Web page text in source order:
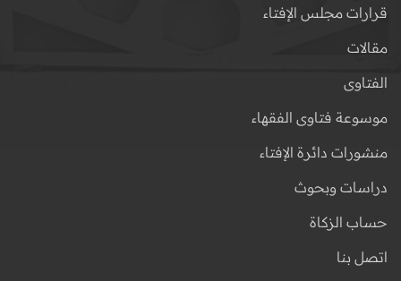
قرارات مجلس الإفتاء
مقالات
الفتاوى
موسوعة فتاوى الفقهاء
منشورات دائرة الإفتاء
دراسات وبحوث
حساب الزكاة
اتصل بنا